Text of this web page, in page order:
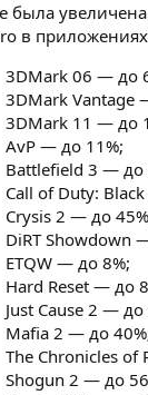
была
в
3DMark 06 — до
3DMark Vantage
3DMark 11 — до
AvP — до 11%;
Battlefield 3 — до
Call of Duty:
Crysis 2 — до
DiRT Showdown
ETQW — до 8%;
Hard Reset — до
Just Cause 2 — до
Mafia 2 — до
The Chronicles of
Shogun 2 — до